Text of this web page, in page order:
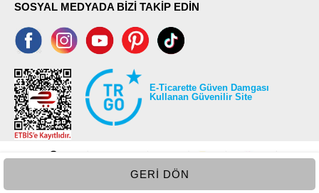
GERI DÖN
SOSYAL MEDYADA BİZİ TAKİP EDİN
E-Ticarette Güven Damgası
Kullanan Güvenilir Site